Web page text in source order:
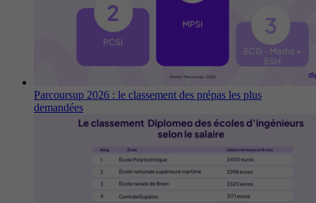
Parcoursup 2026 : le classement des prépas les plus
demandées